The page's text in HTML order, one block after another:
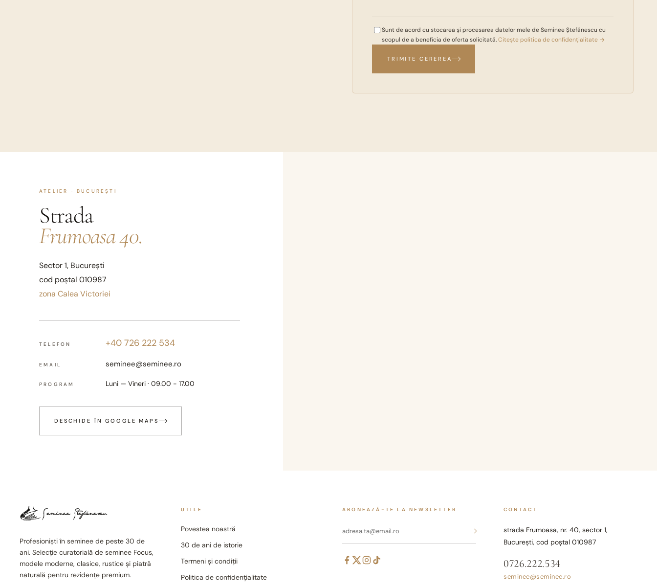
Sunt de acord cu stocarea și procesarea datelor mele de Seminee Ștefănescu cu
scopul de a beneficia de oferta solicitată.Citește politica de confidențialitate →
TRIMITE CEREREA
ATELIER · BUCUREȘTI
Strada
Frumoasa 40.
Sector 1, București
cod poștal 010987
zona Calea Victoriei
TELEFON +40 726 222 534
EMAIL seminee@seminee.ro
PROGRAM Luni — Vineri · 09.00 - 17.00
DESCHIDE ÎN GOOGLE MAPS
Profesioniști în seminee de peste 30 de
ani. Selecție curatorială de seminee Focus,
modele moderne, clasice, rustice și piatră
naturală pentru rezidențe premium.
UTILE
Povestea noastră
30 de ani de istorie
Termeni și condiții
Politica de confidențialitate
ABONEAZĂ-TE LA NEWSLETTER CONTACT
strada Frumoasa, nr. 40, sector 1,
București, cod poștal 010987
0726.222.534
seminee@seminee.ro